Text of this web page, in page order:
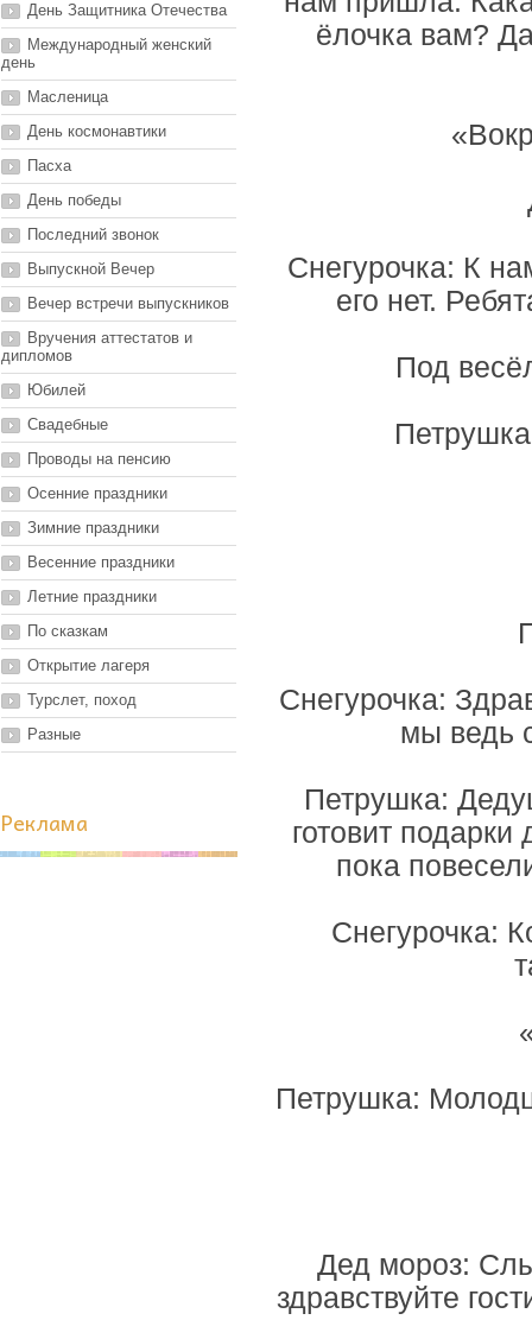
День Защитника Отечества
Международный женский
день
Масленица
День космонавтики
Пасха
День победы
Последний звонок
Выпускной Вечер
Вечер встречи выпускников
Вручения аттестатов и
дипломов
Юбилей
Свадебные
Проводы на пенсию
Осенние праздники
Зимние праздники
Весенние праздники
Летние праздники
По сказкам
Открытие лагеря
Турслет, поход
Разные
Реклама
ёлочка вам?
Снегурочка: К
его нет.
Под
Снегурочка:
мы ведь
Петрушка:
готовит
пока
Снегурочка:
Петрушка:
Дед мороз:
здравствуйте